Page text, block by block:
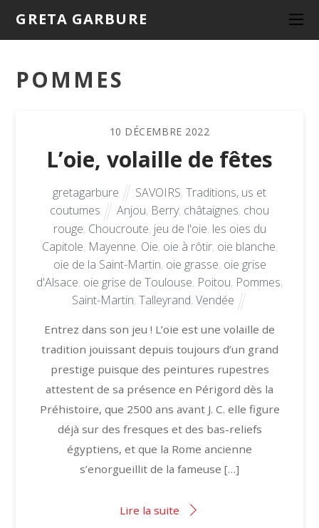
GRETA GARBURE
POMMES
10 DÉCEMBRE 2022
L’oie, volaille de fêtes
gretagarbure SAVOIRS, Traditions, us et
coutumes
Anjou, Berry, châtaignes, chou
rouge, Choucroute, jeu de l'oie, les oies du
Capitole, Mayenne, Oie, oie à rôtir, oie blanche,
oie de la Saint-Martin, oie grasse, oie grise
d'Alsace, oie grise de Toulouse, Poitou, Pommes,
Saint-Martin, Talleyrand, Vendée
Entrez dans son jeu ! L’oie est une volaille de
tradition jouissant depuis toujours d’un grand
prestige puisque des peintures rupestres
attestent de sa présence en Périgord dès la
Préhistoire, que 2500 ans avant J. C. elle figure
déjà sur des fresques et des bas-reliefs
égyptiens, et que la Rome ancienne
s’enorgueillit de la fameuse […]
Lire la suite